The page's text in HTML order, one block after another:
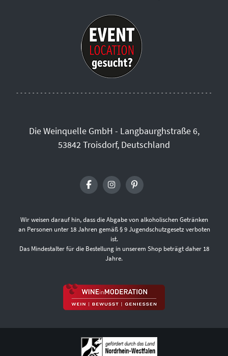
Die Weinquelle GmbH - Langbaurghstraße 6,
53842 Troisdorf, Deutschland
Wir weisen darauf hin, dass die Abgabe von alkoholischen Getränken
an Personen unter 18 Jahren gemäß § 9 Jugendschutzgesetz verboten
ist.
Das Mindestalter für die Bestellung in unserem Shop beträgt daher 18
Jahre.